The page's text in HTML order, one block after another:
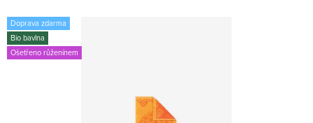
Doprava zdarma
Bio bavlna
Ošetřeno růženínem